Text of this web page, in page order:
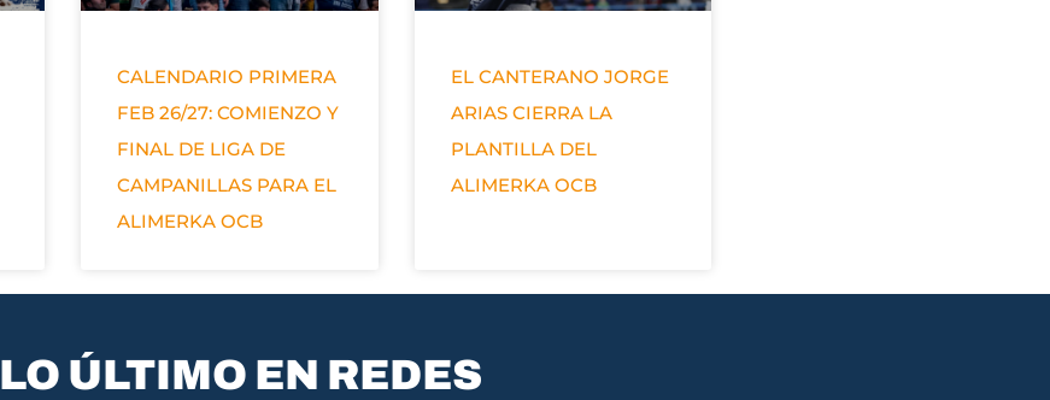
CALENDARIO PRIMERA
FEB 26/27: COMIENZO Y
FINAL DE LIGA DE
CAMPANILLAS PARA EL
ALIMERKA OCB
EL CANTERANO JORGE
ARIAS CIERRA LA
PLANTILLA DEL
ALIMERKA OCB
LO ÚLTIMO EN REDES